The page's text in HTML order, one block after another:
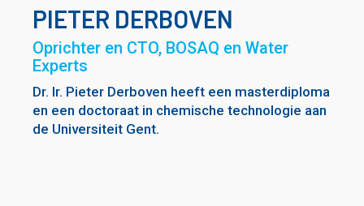
PIETER DERBOVEN
Oprichter en CTO, BOSAQ en Water
Experts
Dr. Ir. Pieter Derboven heeft een masterdiploma
en een doctoraat in chemische technologie aan
de Universiteit Gent.